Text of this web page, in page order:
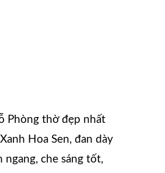
Phòng thờ đẹp nhất
Hoa Sen, đan dày
ngang, che sáng tốt,